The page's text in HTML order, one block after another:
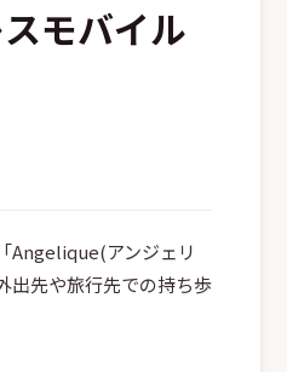
モバイル
Angelique(アンジェリ
出先や旅行先での持ち歩